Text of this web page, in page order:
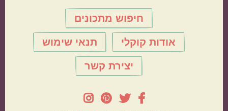
חיפוש מתכונים
אודות קוקלי תנאי שימוש
יצירת קשר